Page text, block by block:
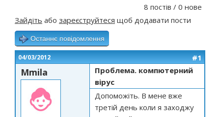
8 постів / 0 нове
Зайдіть або зареєструйтеся щоб додавати пости
Останнє повідомлення
04/03/2012 #1
Mmila
Проблема. компютерний
вірус
Допоможіть. В мене вже
третій день коли я заходжу